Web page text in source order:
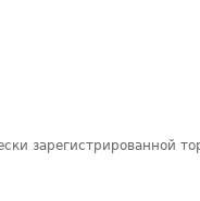
зарегистрированной